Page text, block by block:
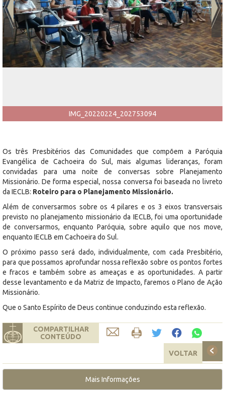
IMG_20220224_202753094
Os três Presbitérios das Comunidades que compõem a Paróquia
Evangélica de Cachoeira do Sul, mais algumas lideranças, foram
convidadas para uma noite de conversas sobre Planejamento
Missionário. De forma especial, nossa conversa foi baseada no livreto
da IECLB: Roteiro para o Planejamento Missionário.
Além de conversarmos sobre os 4 pilares e os 3 eixos transversais
previsto no planejamento missionário da IECLB, foi uma oportunidade
de conversarmos, enquanto Paróquia, sobre aquilo que nos move,
enquanto IECLB em Cachoeira do Sul.
O próximo passo será dado, individualmente, com cada Presbitério,
para que possamos aprofundar nossa reflexão sobre os pontos fortes
e fracos e também sobre as ameaças e as oportunidades. A partir
desse levantamento e da Matriz de Impacto, faremos o Plano de Ação
Missionário.
Que o Santo Espírito de Deus continue conduzindo esta reflexão.
COMPARTILHAR
CONTEÚDO
VOLTAR
Mais Informações